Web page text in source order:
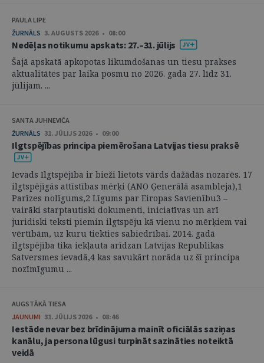
PAULA LIPE
ŽURNĀLS 3. AUGUSTS 2026 • 08:00
Nedēļas notikumu apskats: 27.–31. jūlijs
Šajā apskatā apkopotas likumdošanas un tiesu prakses
aktualitātes par laika posmu no 2026. gada 27. līdz 31.
jūlijam. ...
SANTA JUHNEVIČA
ŽURNĀLS 31. JŪLIJS 2026 • 09:00
Ilgtspējības principa piemērošana Latvijas tiesu praksē
Ievads Ilgtspējība ir bieži lietots vārds dažādās nozarēs. 17
ilgtspējīgās attīstības mērķi (ANO Ģenerālā asambleja),1
Parīzes nolīgums,2 Līgums par Eiropas Savienību3 –
vairāki starptautiski dokumenti, iniciatīvas un arī
juridiski teksti piemin ilgtspēju kā vienu no mērķiem vai
vērtībām, uz kuru tiekties sabiedrībai. 2014. gadā
ilgtspējība tika iekļauta arīdzan Latvijas Republikas
Satversmes ievadā,4 kas savukārt norāda uz šī principa
nozīmīgumu ...
AUGSTĀKĀ TIESA
JAUNUMI 31. JŪLIJS 2026 • 08:46
Iestāde nevar bez brīdinājuma mainīt oficiālās saziņas
kanālu, ja persona lūgusi turpināt sazināties noteiktā
veidā